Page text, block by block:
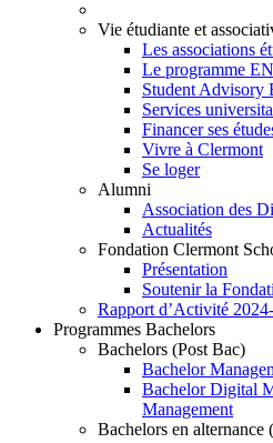
Vie étudiante et
Les associations
Le programme
Student Advisory
Services
Financer ses
Vivre à Clermont
Se loger
Alumni
Association des
Actualités
Fondation Clermont
Présentation
Soutenir la
Rapport d’Activité
Programmes Bachelors
Bachelors (Post Bac)
Bachelor
Bachelor Digital
Management
Bachelors en alternance